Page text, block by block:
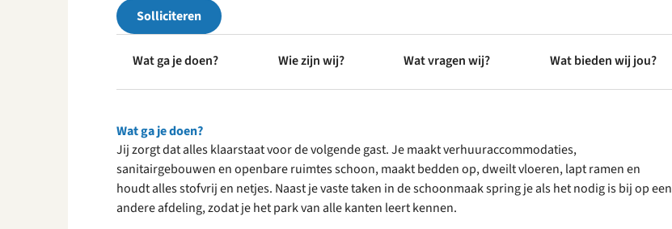
Solliciteren
Wat ga je doen? Wie zijn wij? Wat vragen wij? Wat bieden wij jou?
Wat ga je doen?
Jij zorgt dat alles klaarstaat voor de volgende gast. Je maakt verhuuraccommodaties,
sanitairgebouwen en openbare ruimtes schoon, maakt bedden op, dweilt vloeren, lapt ramen en
houdt alles stofvrij en netjes. Naast je vaste taken in de schoonmaak spring je als het nodig is bij op een
andere afdeling, zodat je het park van alle kanten leert kennen.